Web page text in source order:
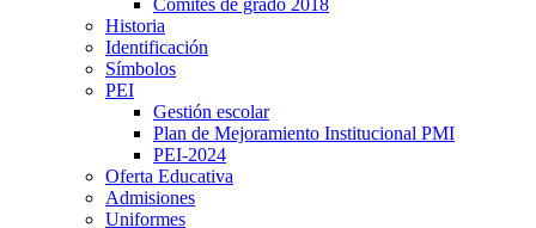
Historia
Identificación
Símbolos
PEI
Gestión escolar
Plan de Mejoramiento Institucional PMI
PEI-2024
Oferta Educativa
Admisiones
Uniformes